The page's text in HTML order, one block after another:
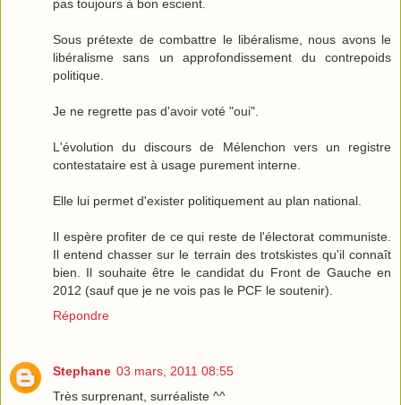
pas toujours à bon escient.
Sous prétexte de combattre le libéralisme, nous avons le
libéralisme sans un approfondissement du contrepoids
politique.
Je ne regrette pas d'avoir voté "oui".
L'évolution du discours de Mélenchon vers un registre
contestataire est à usage purement interne.
Elle lui permet d'exister politiquement au plan national.
Il espère profiter de ce qui reste de l'électorat communiste.
Il entend chasser sur le terrain des trotskistes qu'il connaît
bien. Il souhaite être le candidat du Front de Gauche en
2012 (sauf que je ne vois pas le PCF le soutenir).
Répondre
Stephane 03 mars, 2011 08:55
Très surprenant, surréaliste ^^